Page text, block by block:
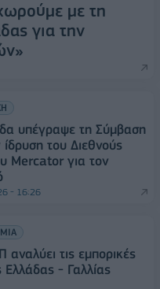
με τη
για την
υπέγραψε τη Σύμβαση
ίδρυση του Διεθνούς
Mercator για τον
- 16:26
αναλύει τις εμπορικές
Ελλάδας - Γαλλίας